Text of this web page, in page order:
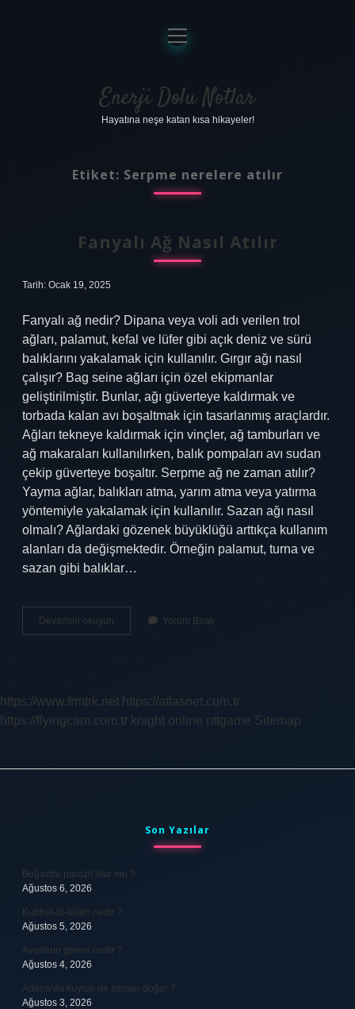
Anasayfa
Gizlilik Politikası
Yasal Uyarı
menüyü
aç
Enerji Dolu Notlar
Hayatına neşe katan kısa hikayeler!
Etiket: Serpme nerelere atılır
Fanyalı Ağ Nasıl Atılır
Tarih: Ocak 19, 2025
Fanyalı ağ nedir? Dipana veya voli adı verilen trol
ağları, palamut, kefal ve lüfer gibi açık deniz ve sürü
balıklarını yakalamak için kullanılır. Gırgır ağı nasıl
çalışır? Bag seine ağları için özel ekipmanlar
geliştirilmiştir. Bunlar, ağı güverteye kaldırmak ve
torbada kalan avı boşaltmak için tasarlanmış araçlardır.
Ağları tekneye kaldırmak için vinçler, ağ tamburları ve
ağ makaraları kullanılırken, balık pompaları avı sudan
çekip güverteye boşaltır. Serpme ağ ne zaman atılır?
Yayma ağlar, balıkları atma, yarım atma veya yatırma
yöntemiyle yakalamak için kullanılır. Sazan ağı nasıl
olmalı? Ağlardaki gözenek büyüklüğü arttıkça kullanım
alanları da değişmektedir. Örneğin palamut, turna ve
sazan gibi balıklar…
Devamını okuyun
Ağ
Yorum Bırak
https://www.frmtrk.net https://atlasnet.com.tr
https://flyingcam.com.tr knight online nttgame Sitemap
Son Yazılar
Boğazda parazit olur mu ?
Ağustos 6, 2026
Kubbet-ül-İslam nedir ?
Ağustos 5, 2026
Avarların görevi nedir ?
Ağustos 4, 2026
Adana’da kuyruk ne zaman doğar ?
Ağustos 3, 2026